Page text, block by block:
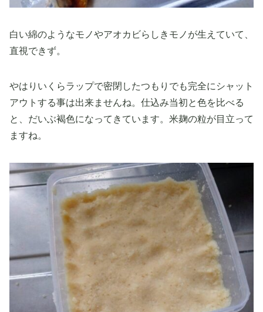
白い綿のようなモノやアオカビらしきモノが生えていて、
直視できず。
やはりいくらラップで密閉したつもりでも完全にシャット
アウトする事は出来ませんね。仕込み当初と色を比べる
と、だいぶ褐色になってきています。米麹の粒が目立って
ますね。